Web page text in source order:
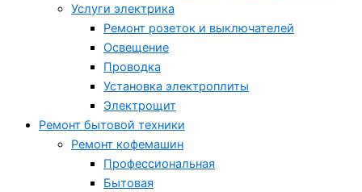
Услуги электрика
Ремонт розеток и выключателей
Освещение
Проводка
Установка электроплиты
Электрощит
Ремонт бытовой техники
Ремонт кофемашин
Профессиональная
Бытовая